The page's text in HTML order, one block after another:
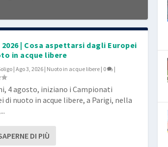
| Cosa aspettarsi dagli Europei
in acque libere
| Ago 3, 2026 | Nuoto in acque libere | 0 |
4 agosto, iniziano i Campionati
di nuoto in acque libere, a Parigi, nella
DI PIÙ